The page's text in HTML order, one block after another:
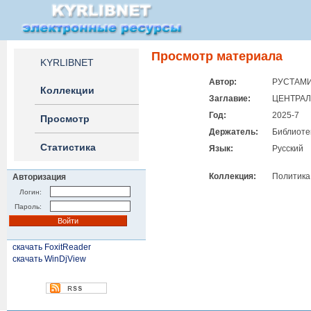
KYRLIBNET
Коллекции
Просмотр
Статистика
Авторизация
Логин:
Пароль:
скачать FoxitReader
скачать WinDjView
Просмотр материала
Автор:
Заглавие:
Год:
2025-7
Держатель:
Язык:
Русский
Коллекция: Политика